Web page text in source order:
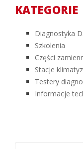
KATEGORIE
Diagnostyka
Szkolenia
Części
Stacje
Testery
Informacje
Szukaj: